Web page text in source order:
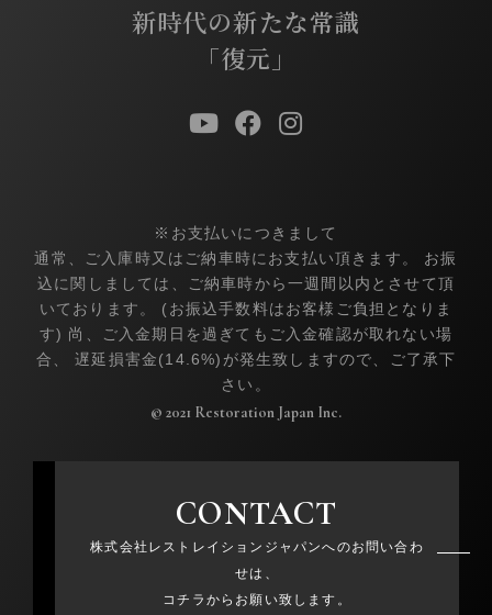
新時代の新たな常識
「復元」
※お支払いにつきまして
通常、ご入庫時又はご納車時にお支払い頂きます。 お振
込に関しましては、ご納車時から一週間以内とさせて頂
いております。 (お振込手数料はお客様ご負担となりま
す) 尚、ご入金期日を過ぎてもご入金確認が取れない場
合、 遅延損害金(14.6%)が発生致しますので、ご了承下
さい。
© 2021 Restoration Japan Inc.
CONTACT
株式会社レストレイションジャパンへのお問い合わ
せは、
コチラからお願い致します。